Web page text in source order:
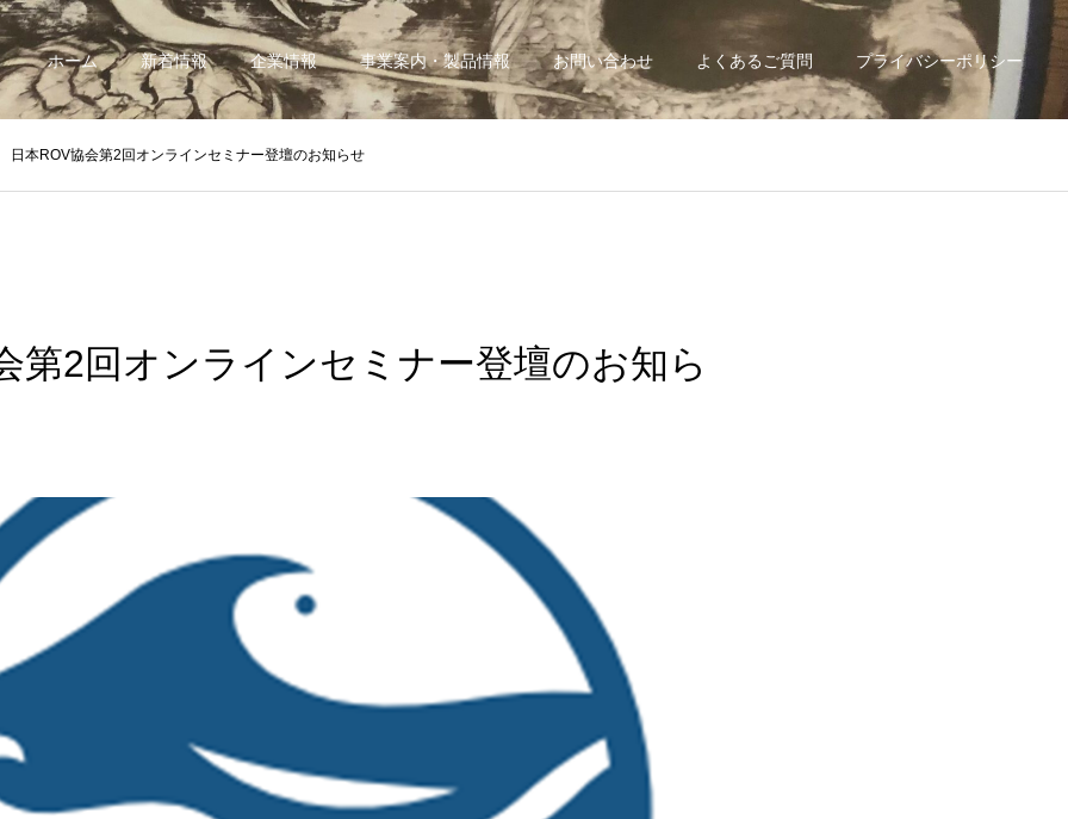
ホーム 新着情報 企業情報 事業案内・製品情報 お問い合わせ よくあるご質問 プライバシーポリシー
日本ROV協会第2回オンラインセミナー登壇のお知らせ
第2回オンラインセミナー登壇のお知ら